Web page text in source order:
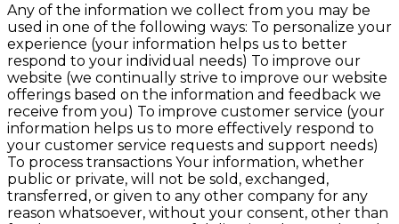
Any of the information we collect from you may be
used in one of the following ways: To personalize your
experience (your information helps us to better
respond to your individual needs) To improve our
website (we continually strive to improve our website
offerings based on the information and feedback we
receive from you) To improve customer service (your
information helps us to more effectively respond to
your customer service requests and support needs)
To process transactions Your information, whether
public or private, will not be sold, exchanged,
transferred, or given to any other company for any
reason whatsoever, without your consent, other than